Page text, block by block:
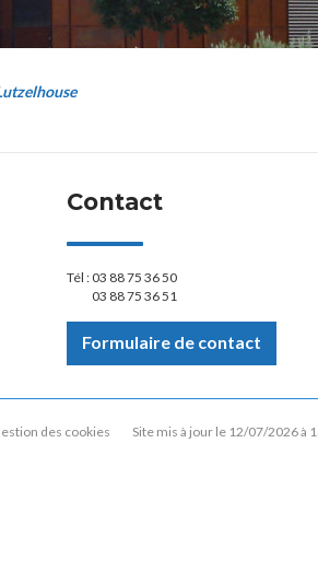
Contact
Tél : 03 88 75 36 50
03 88 75 36 51
Formulaire de contact
des cookies Site mis à jour le 12/07/2026 à